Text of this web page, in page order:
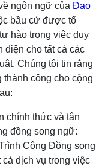
ngôn ngữ của Đạo
bầu cử được tổ
hào trong việc duy
diện cho tất cả các
Chúng tôi tin rằng
công cho cộng
chính thức và tận
đồng song ngữ:
Cộng Đồng song
dịch vụ trong việc